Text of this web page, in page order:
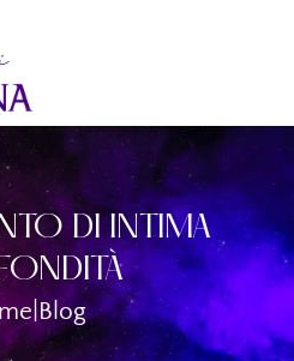
DI INTIMA
|Blog